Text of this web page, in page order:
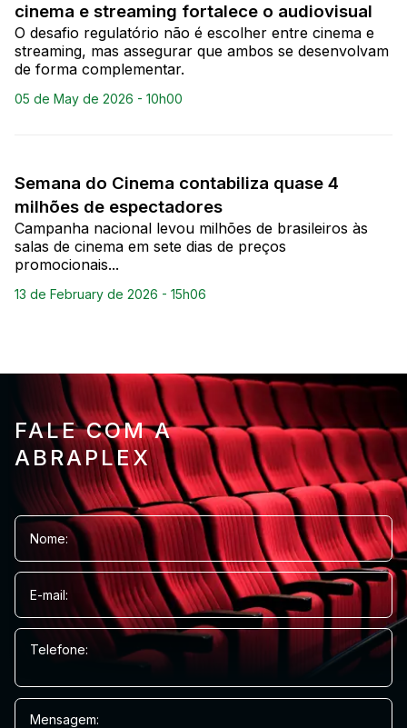
cinema e streaming fortalece o audiovisual
O desafio regulatório não é escolher entre cinema e
streaming, mas assegurar que ambos se desenvolvam
de forma complementar.
05 de May de 2026 - 10h00
Semana do Cinema contabiliza quase 4
milhões de espectadores
Campanha nacional levou milhões de brasileiros às
salas de cinema em sete dias de preços
promocionais...
13 de February de 2026 - 15h06
FALE COM A
ABRAPLEX
Nome:
E-mail:
Telefone:
Mensagem: